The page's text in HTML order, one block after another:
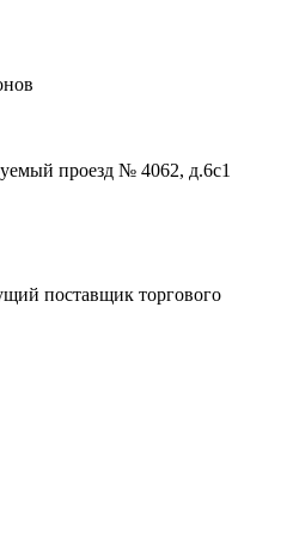
проезд № 4062, д.6с1
поставщик торгового